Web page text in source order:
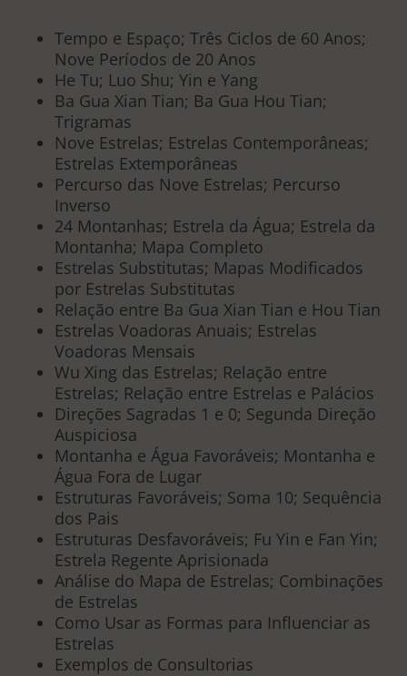
Tempo e Espaço; Três Ciclos de 60 Anos;
Nove Períodos de 20 Anos
He Tu; Luo Shu; Yin e Yang
Ba Gua Xian Tian; Ba Gua Hou Tian;
Trigramas
Nove Estrelas; Estrelas Contemporâneas;
Estrelas Extemporâneas
Percurso das Nove Estrelas; Percurso
Inverso
24 Montanhas; Estrela da Água; Estrela da
Montanha; Mapa Completo
Estrelas Substitutas; Mapas Modificados
por Estrelas Substitutas
Relação entre Ba Gua Xian Tian e Hou Tian
Estrelas Voadoras Anuais; Estrelas
Voadoras Mensais
Wu Xing das Estrelas; Relação entre
Estrelas; Relação entre Estrelas e Palácios
Direções Sagradas 1 e 0; Segunda Direção
Auspiciosa
Montanha e Água Favoráveis; Montanha e
Água Fora de Lugar
Estruturas Favoráveis; Soma 10; Sequência
dos Pais
Estruturas Desfavoráveis; Fu Yin e Fan Yin;
Estrela Regente Aprisionada
Análise do Mapa de Estrelas; Combinações
de Estrelas
Como Usar as Formas para Influenciar as
Estrelas
Exemplos de Consultorias